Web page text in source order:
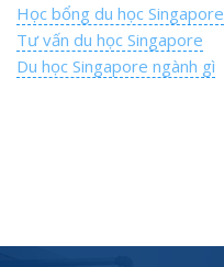
Học bổng du học Singapore
Tư vấn du học Singapore
Du học Singapore ngành gì